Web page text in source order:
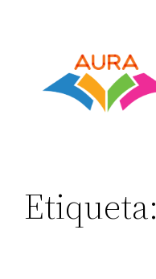
contenido
Etiqueta: